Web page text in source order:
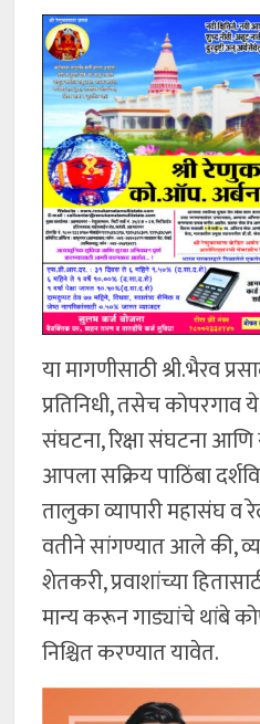
या मागणीसाठी श्री.भैरव
प्रतिनिधी, तसेच कोपरगाव
संघटना, रिक्षा संघटना आणि
आपला सक्रिय पाठिंबा
तालुका व्यापारी महासंघ व
वतीने सांगण्यात आले की,
शेतकरी, प्रवाशांच्या
मान्य करून गाड्यांचे थांबे
निश्चित करण्यात यावेत.